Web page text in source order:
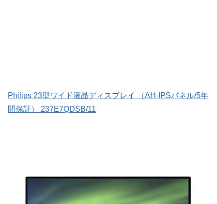
Philips 23型ワイド液晶ディスプレイ （AH-IPSパネル/5年
間保証） 237E7QDSB/11